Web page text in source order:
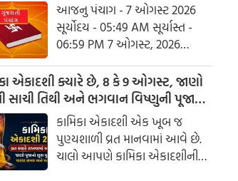
આજનુ પંચાગ - 7 ઓગસ્ટ 2026
સૂર્યોદય - 05:49 AM સૂર્યાસ્ત -
06:59 PM 7 ઓગસ્ટ, 2026
શુક્રવાર આષાઢ વદ નોમ - વિક્રમ
સંવત 2082
એકાદશી ક્યારે છે, 8 કે 9 ઓગસ્ટ, જાણો
સાચી તિથી અને ભગવાન વિષ્ણુની પૂજાનું
કામિકા એકાદશી એક ખૂબ જ
પુણ્યશાળી વ્રત માનવામાં આવે છે.
ચાલો આપણે કામિકા એકાદશીની